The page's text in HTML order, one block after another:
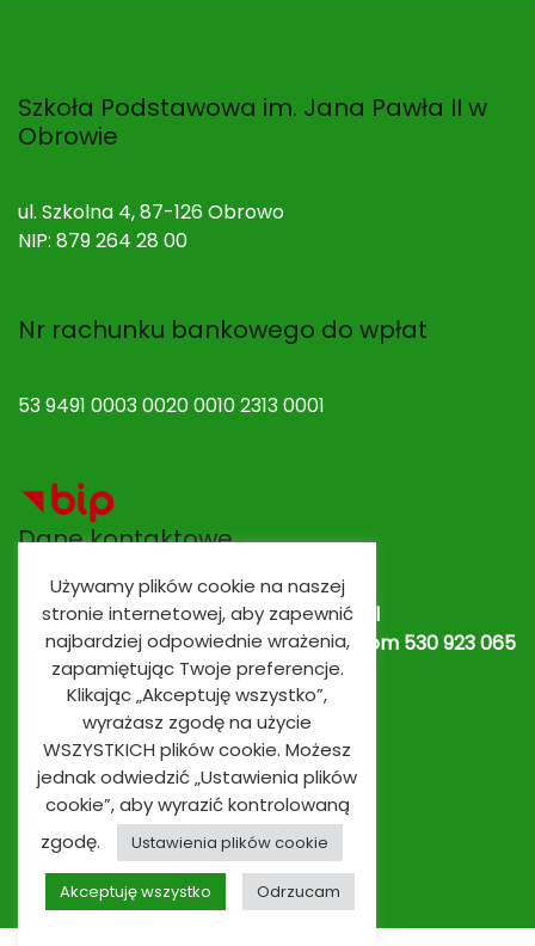
Szkoła Podstawowa im. Jana Pawła II w
Obrowie
ul. Szkolna 4, 87-126 Obrowo
NIP: 879 264 28 00
Nr rachunku bankowego do wpłat
53 9491 0003 0020 0010 2313 0001
Dane kontaktowe
Adres e-mail:spobrowo@spobrowo.pl
Nr telefonu / fax:(56) 674 70 30 tel. kom 530 923 065
530 923 839Oddziały przedszkolne
Używamy plików cookie na naszej
stronie internetowej, aby zapewnić
najbardziej odpowiednie wrażenia,
zapamiętując Twoje preferencje.
Klikając „Akceptuję wszystko”,
wyrażasz zgodę na użycie
WSZYSTKICH plików cookie. Możesz
jednak odwiedzić „Ustawienia plików
cookie”, aby wyrazić kontrolowaną
zgodę.
Ustawienia plików cookie
Akceptuję wszystko Odrzucam